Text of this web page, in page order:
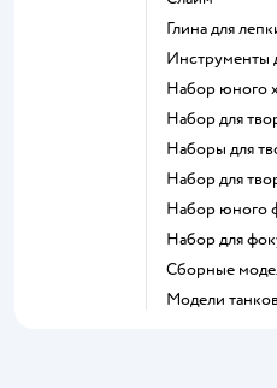
Глина для
Инструменты
Набор юного
Набор для
Наборы для
Набор для
Набор юного
Набор для
Сборные
Модели